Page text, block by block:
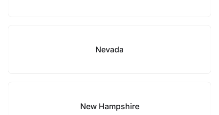
Nevada
New Hampshire